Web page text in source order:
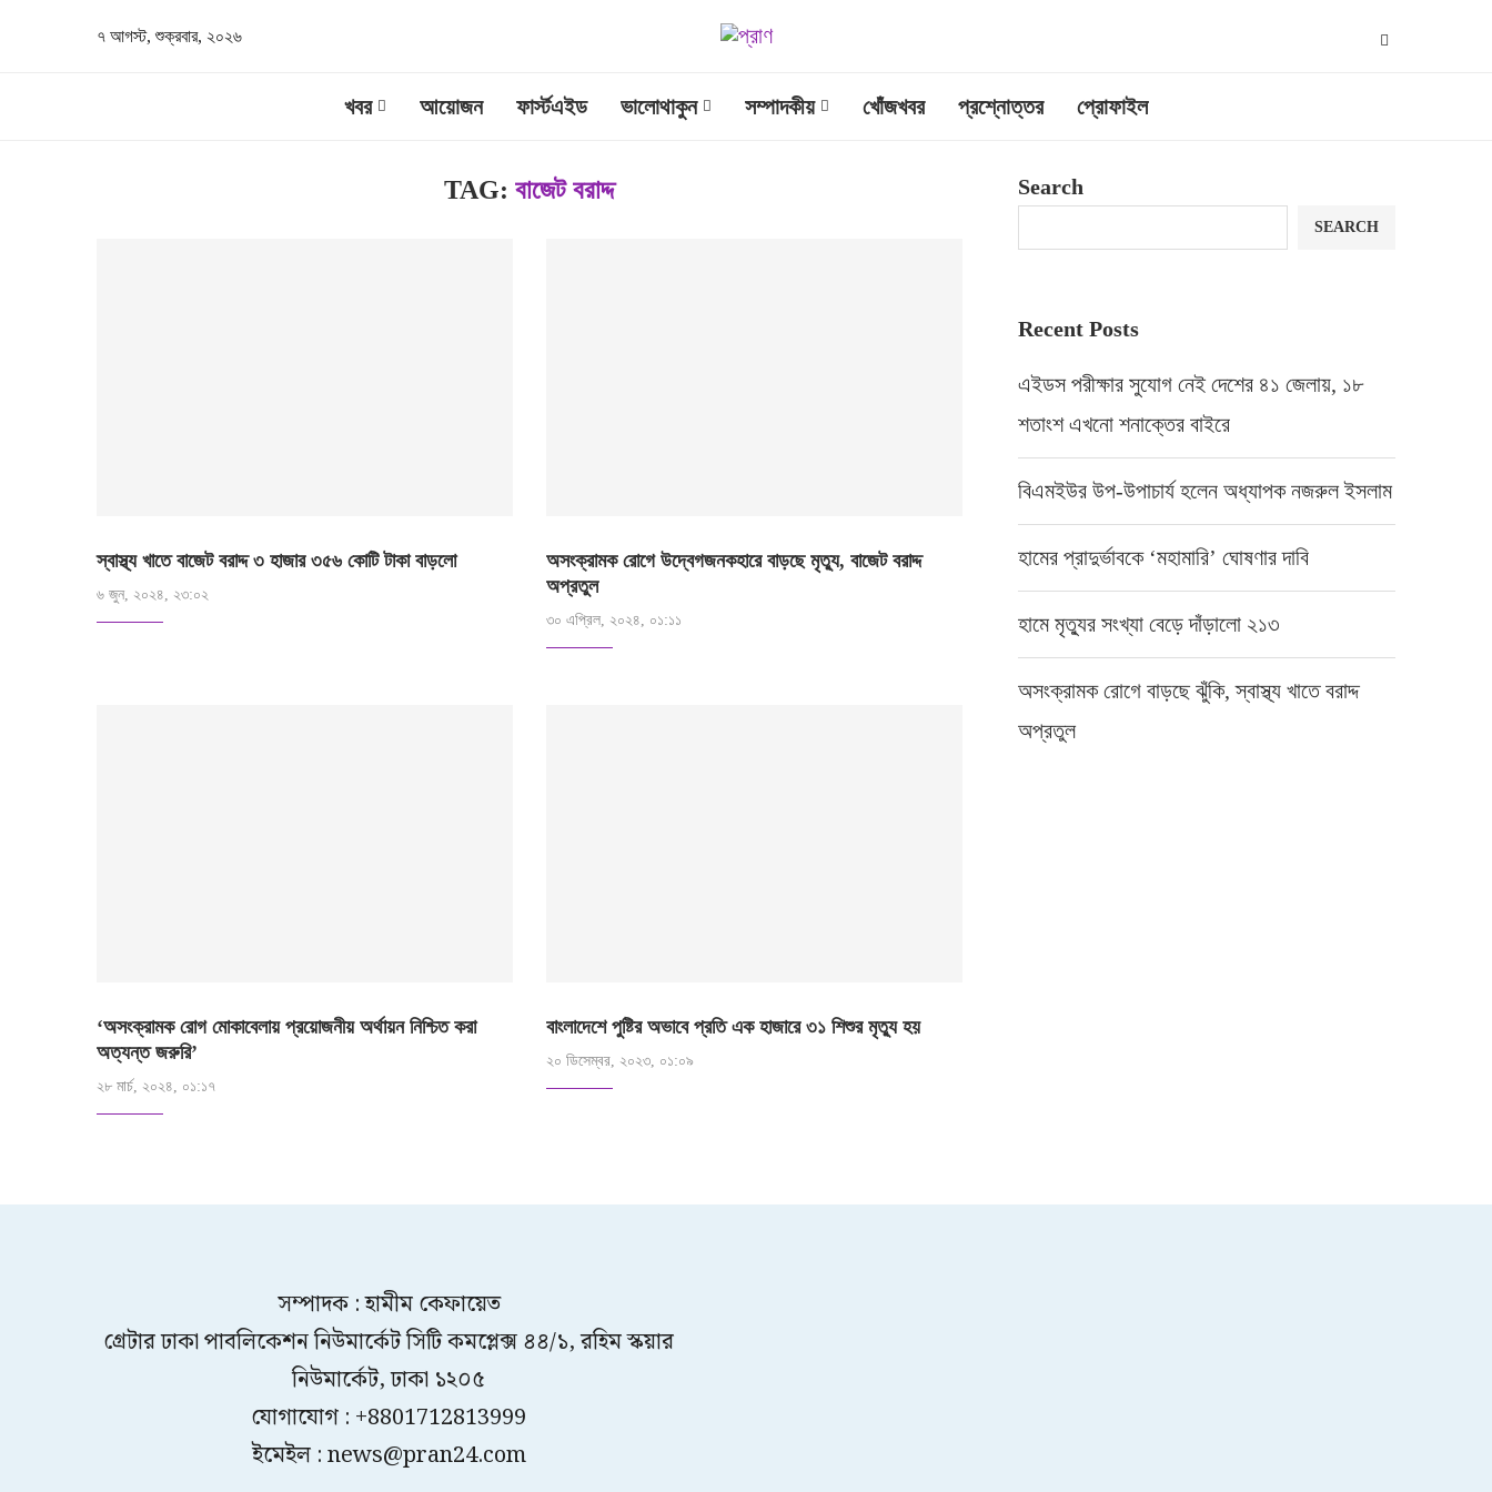
৭ আগস্ট, শুক্রবার, ২০২৬
খবর আয়োজন ফার্স্টএইড ভালোথাকুন সম্পাদকীয় খোঁজখবর প্রশ্নোত্তর প্রোফাইল
TAG:বাজেট বরাদ্দ
স্বাস্থ্য খাতে বাজেট বরাদ্দ ৩ হাজার ৩৫৬ কোটি টাকা বাড়লো
৬ জুন, ২০২৪, ২৩:০২
অসংক্রামক রোগে উদ্বেগজনকহারে বাড়ছে মৃত্যু, বাজেট বরাদ্দ
অপ্রতুল
৩০ এপ্রিল, ২০২৪, ০১:১১
‘অসংক্রামক রোগ মোকাবেলায় প্রয়োজনীয় অর্থায়ন নিশ্চিত করা
অত্যন্ত জরুরি’
২৮ মার্চ, ২০২৪, ০১:১৭
বাংলাদেশে পুষ্টির অভাবে প্রতি এক হাজারে ৩১ শিশুর মৃত্যু হয়
২০ ডিসেম্বর, ২০২৩, ০১:০৯
Search
SEARCH
Recent Posts
এইডস পরীক্ষার সুযোগ নেই দেশের ৪১ জেলায়, ১৮
শতাংশ এখনো শনাক্তের বাইরে
বিএমইউর উপ-উপাচার্য হলেন অধ্যাপক নজরুল ইসলাম
হামের প্রাদুর্ভাবকে ‘মহামারি’ ঘোষণার দাবি
হামে মৃত্যুর সংখ্যা বেড়ে দাঁড়ালো ২১৩
অসংক্রামক রোগে বাড়ছে ঝুঁকি, স্বাস্থ্য খাতে বরাদ্দ
অপ্রতুল
সম্পাদক : হামীম কেফায়েত
গ্রেটার ঢাকা পাবলিকেশন নিউমার্কেট সিটি কমপ্লেক্স ৪৪/১, রহিম স্কয়ার
নিউমার্কেট, ঢাকা ১২০৫
যোগাযোগ : +8801712813999
ইমেইল : news@pran24.com